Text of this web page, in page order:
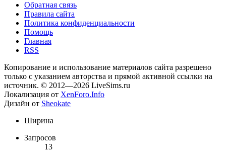
Обратная связь
Правила сайта
Политика конфиденциальности
Помощь
Главная
RSS
Копирование и использование материалов сайта разрешено
только с указанием авторства и прямой активной ссылки на
источник. © 2012—2026 LiveSims.ru
Локализация от XenForo.Info
Дизайн от Sheokate
Ширина
Запросов
13